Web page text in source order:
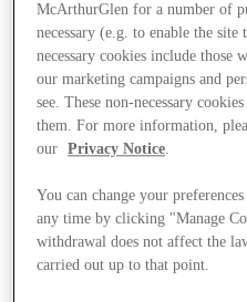
المخازن
McArthurGlen for a number of
necessary (e.g. to enable the
necessary cookies include those
our marketing campaigns and
see. These non-necessary
them. For more information,
our
Privacy Notice.
You can change your
any time by clicking "Manage
withdrawal does not affect the
carried out up to that point.